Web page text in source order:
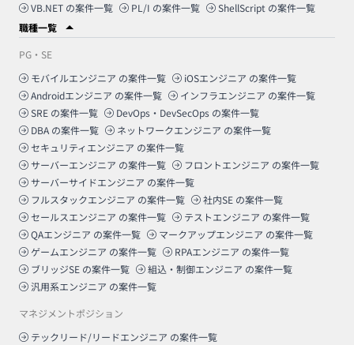
VB.NET の案件一覧 PL/I の案件一覧 ShellScript の案件一覧
職種一覧
PG・SE
モバイルエンジニア の案件一覧 iOSエンジニア の案件一覧
Androidエンジニア の案件一覧 インフラエンジニア の案件一覧
SRE の案件一覧 DevOps・DevSecOps の案件一覧
DBA の案件一覧 ネットワークエンジニア の案件一覧
セキュリティエンジニア の案件一覧
サーバーエンジニア の案件一覧 フロントエンジニア の案件一覧
サーバーサイドエンジニア の案件一覧
フルスタックエンジニア の案件一覧 社内SE の案件一覧
セールスエンジニア の案件一覧 テストエンジニア の案件一覧
QAエンジニア の案件一覧 マークアップエンジニア の案件一覧
ゲームエンジニア の案件一覧 RPAエンジニア の案件一覧
ブリッジSE の案件一覧 組込・制御エンジニア の案件一覧
汎用系エンジニア の案件一覧
マネジメントポジション
テックリード/リードエンジニア の案件一覧